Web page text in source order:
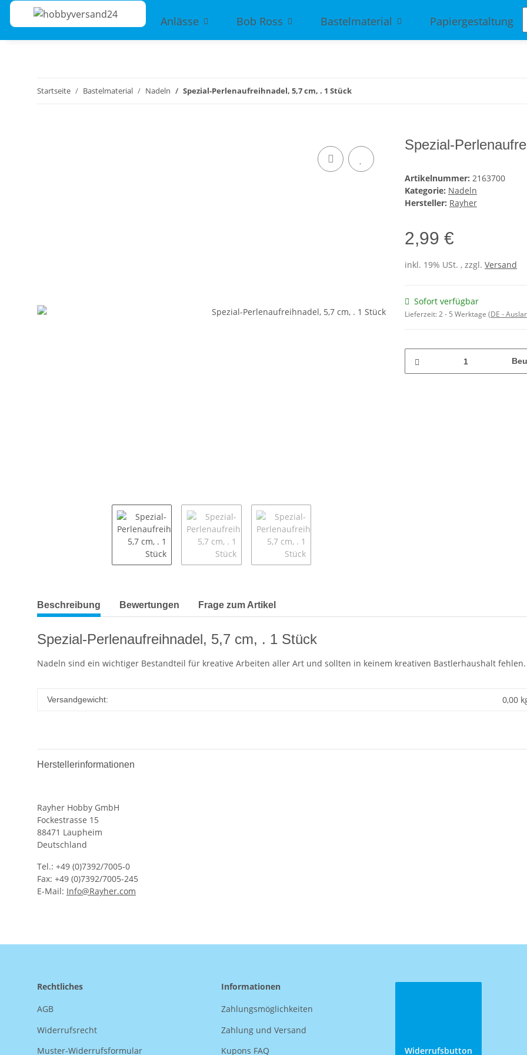
Anlässe Bob Ross Bastelmaterial Papiergestaltung
Startseite Bastelmaterial Nadeln Spezial-Perlenaufreihnadel, 5,7 cm, . 1 Stück
Spezial-
Artikelnummer: 2163700
Kategorie: Nadeln
Hersteller: Rayher
2,99 €
inkl. 19% USt. , zzgl. Versand
Sofort verfügbar
Lieferzeit:2 - 5 Werktage (DE -
Beschreibung Bewertungen Frage zum Artikel
Spezial-Perlenaufreihnadel, 5,7 cm, . 1 Stück
Nadeln sind ein wichtiger Bestandteil für kreative Arbeiten aller Art und sollten in keinem kreativen Bastlerhaushalt fehlen.
Versandgewicht: 0,00
Herstellerinformationen
Rayher Hobby GmbH
Fockestrasse 15
88471 Laupheim
Deutschland
Tel.: +49 (0)7392/7005-0
Fax: +49 (0)7392/7005-245
E-Mail: Info@Rayher.com
Rechtliches
AGB
Widerrufsrecht
Muster-Widerrufsformular
Informationen
Zahlungsmöglichkeiten
Zahlung und Versand
Kupons FAQ
Widerrufsbutton